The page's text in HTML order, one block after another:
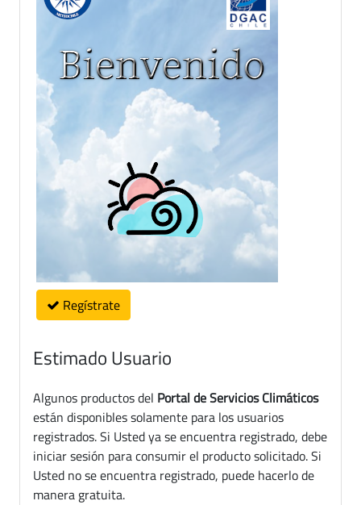
Regístrate
Estimado Usuario
Algunos productos del Portal de Servicios Climáticos
están disponibles solamente para los usuarios
registrados. Si Usted ya se encuentra registrado, debe
iniciar sesión para consumir el producto solicitado. Si
Usted no se encuentra registrado, puede hacerlo de
manera gratuita.